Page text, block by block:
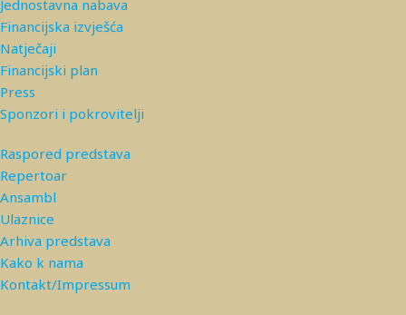
Jednostavna nabava
Financijska izvješća
Natječaji
Financijski plan
Press
Sponzori i pokrovitelji
Raspored predstava
Repertoar
Ansambl
Ulaznice
Arhiva predstava
Kako k nama
Kontakt/Impressum